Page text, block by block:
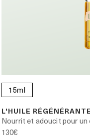
15ml
L'HUILE RÉGÉNÉRANTE
Nourrit et adoucit pour
130€